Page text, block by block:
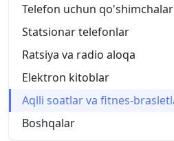
Telefon uchun qo'shimchalar
Statsionar telefonlar
Ratsiya va radio aloqa
Elektron kitoblar
Aqlli soatlar va fitnes-
Boshqalar